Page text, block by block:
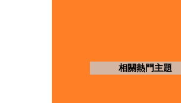
相關熱門主題